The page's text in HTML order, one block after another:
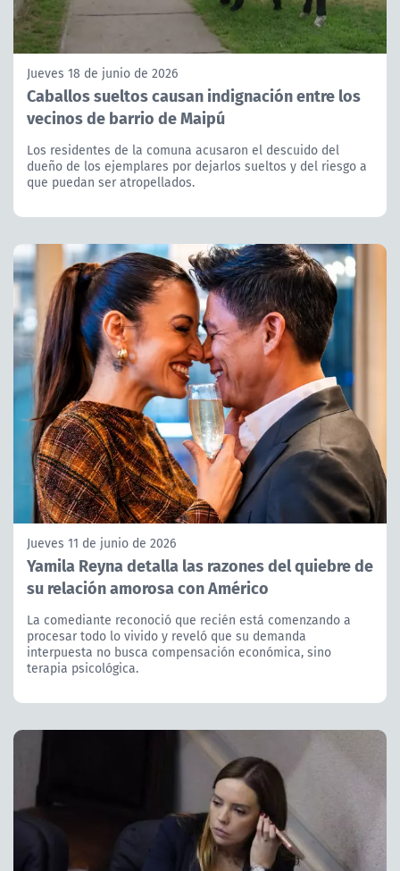
Jueves 18 de junio de 2026
Caballos sueltos causan indignación entre los
vecinos de barrio de Maipú
Los residentes de la comuna acusaron el descuido del
dueño de los ejemplares por dejarlos sueltos y del riesgo a
que puedan ser atropellados.
Jueves 11 de junio de 2026
Yamila Reyna detalla las razones del quiebre de
su relación amorosa con Américo
La comediante reconoció que recién está comenzando a
procesar todo lo vivido y reveló que su demanda
interpuesta no busca compensación económica, sino
terapia psicológica.